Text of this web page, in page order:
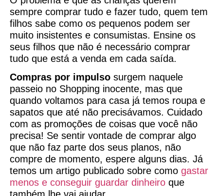
sempre comprar tudo e fazer tudo, quem tem
filhos sabe como os pequenos podem ser
muito insistentes e consumistas. Ensine os
seus filhos que não é necessário comprar
tudo que está a venda em cada saída.
Compras por impulso surgem naquele
passeio no Shopping inocente, mas que
quando voltamos para casa já temos roupa e
sapatos que até não precisávamos. Cuidado
com as promoções de coisas que você não
precisa! Se sentir vontade de comprar algo
que não faz parte dos seus planos, não
compre de momento, espere alguns dias. Já
temos um artigo publicado sobre como gastar
menos e conseguir guardar dinheiro que
também lhe vai ajudar.